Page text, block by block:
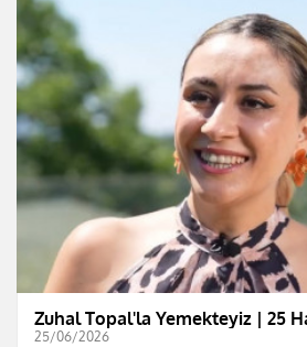
Zuhal Topal'la Yemekteyiz | 25
25/06/2026